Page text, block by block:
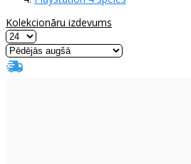
Kolekcionāru izdevums